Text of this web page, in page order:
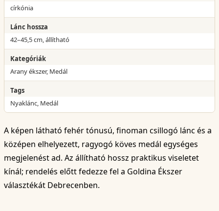
církónia
Lánc hossza
42–45,5 cm, állítható
Kategóriák
Arany ékszer, Medál
Tags
Nyaklánc, Medál
A képen látható fehér tónusú, finoman csillogó lánc és a
középen elhelyezett, ragyogó köves medál egységes
megjelenést ad. Az állítható hossz praktikus viseletet
kínál; rendelés előtt fedezze fel a Goldina Ékszer
választékát Debrecenben.